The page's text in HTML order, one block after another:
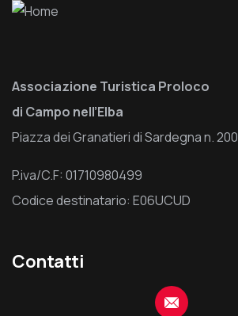
Associazione Turistica Proloco
di Campo nell’Elba
Piazza dei Granatieri di Sardegna n. 200
P.iva/C.F: 01710980499
Codice destinatario: E06UCUD
Contatti